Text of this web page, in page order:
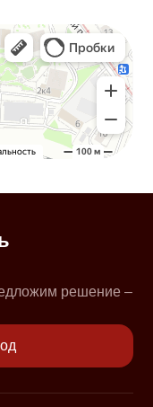
решение –